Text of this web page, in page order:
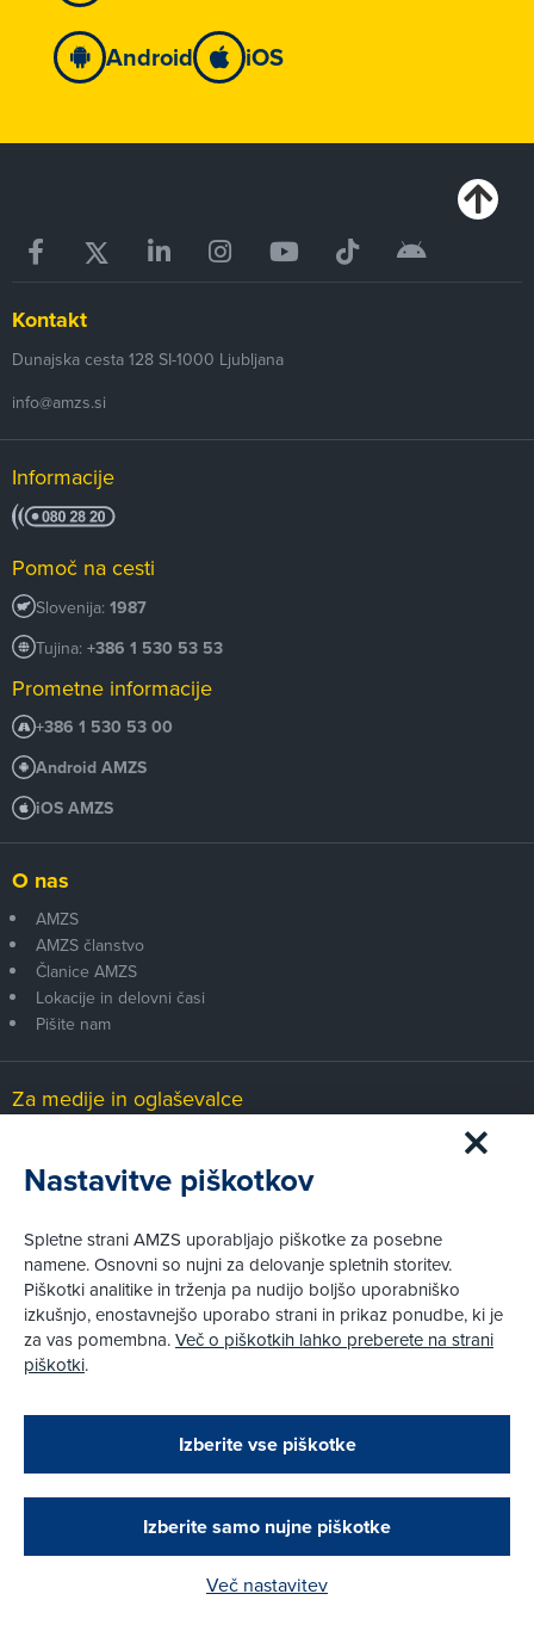
Zapri
Podarjamo vam 10 €!
Obstoječi in novi AMZS člani, ki boste v AMZS
opravili registracijo vozila, boste prejeli
vrednostno darilno kartico z dobroimetjem v višini
Kako do darila?
Android iOS
Kontakt
Dunajska cesta 128 SI-1000 Ljubljana
info@amzs.si
Informacije
Pomoč na cesti
Slovenija: 1987
Tujina: +386 1 530 53 53
Prometne informacije
+386 1 530 53 00
Android AMZS
iOS AMZS
O nas
AMZS
AMZS članstvo
Članice AMZS
Lokacije in delovni časi
Pišite nam
Za medije in oglaševalce
Piškotki
Politika zasebnosti
Informacije o obdelavi osebnih podatkov - videonadzor
Pravno obvestilo
Izvensodno reševanje potrošniških sporov
Cenik članstva AMZS
Pri spletni včlanitvi so podprta naslednja plačilna sredstva:
Nastavitve piškotkov
Spletne strani AMZS uporabljajo piškotke za posebne
namene. Osnovni so nujni za delovanje spletnih storitev.
Piškotki analitike in trženja pa nudijo boljšo uporabniško
izkušnjo, enostavnejšo uporabo strani in prikaz ponudbe, ki je
za vas pomembna.Več o piškotkih lahko preberete na strani
piškotki.
Izberite vse piškotke
Izberite samo nujne piškotke
Več nastavitev